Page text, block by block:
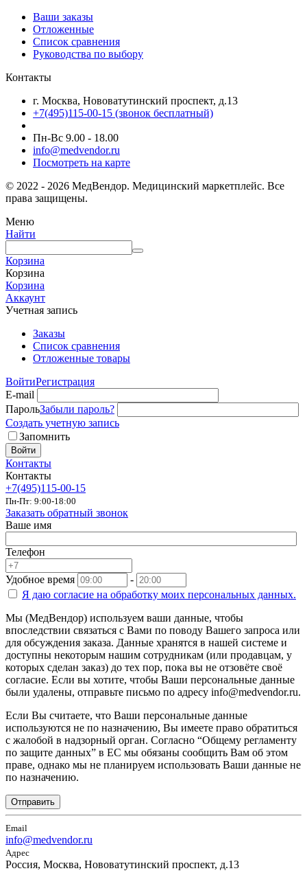
Ваши заказы
Отложенные
Список сравнения
Руководства по выбору
Контакты
г. Москва, Нововатутинский проспект, д.13
+7(495)115-00-15 (звонок бесплатный)
Пн-Вс 9.00 - 18.00
info@medvendor.ru
Посмотреть на карте
© 2022 - 2026 МедВендор. Медицинский маркетплейс. Все
права защищены.
Меню
Найти
Корзина
Корзина
Корзина
Аккаунт
Учетная запись
Заказы
Список сравнения
Отложенные товары
ВойтиРегистрация
E-mail
ПарольЗабыли пароль?
Создать учетную запись
Запомнить
Войти
Контакты
Контакты
+7(495)115-00-15
Пн-Пт: 9:00-18:00
Заказать обратный звонок
Ваше имя
Телефон
Удобное время
-
Я даю согласие на обработку моих персональных данных.
Мы (МедВендор) используем ваши данные, чтобы
впоследствии связаться с Вами по поводу Вашего запроса или
для обсуждения заказа. Данные хранятся в нашей системе и
доступны некоторым нашим сотрудникам (или продавцам, у
которых сделан заказ) до тех пор, пока вы не отзовёте своё
согласие. Если вы хотите, чтобы Ваши персональные данные
были удалены, отправьте письмо по адресу info@medvendor.ru.
Если Вы считаете, что Ваши персональные данные
используются не по назначению, Вы имеете право обратиться
с жалобой в надзорный орган. Согласно “Общему регламенту
по защите данных” в ЕС мы обязаны сообщить Вам об этом
праве, однако мы не планируем использовать Ваши данные не
по назначению.
Отправить
Email
info@medvendor.ru
Адрес
Россия, Москва, Нововатутинский проспект, д.13